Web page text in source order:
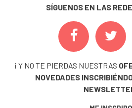
SÍGUENOS EN LAS
¡ Y NO TE PIERDAS NUESTRAS
NOVEDADES